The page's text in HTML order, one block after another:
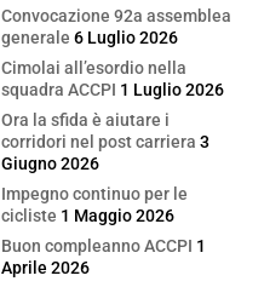
Convocazione 92a assemblea
generale 6 Luglio 2026
Cimolai all’esordio nella
squadra ACCPI 1 Luglio 2026
Ora la sfida è aiutare i
corridori nel post carriera 3
Giugno 2026
Impegno continuo per le
cicliste 1 Maggio 2026
Buon compleanno ACCPI 1
Aprile 2026